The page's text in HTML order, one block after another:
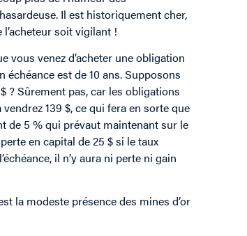
Il est historiquement cher,
l’acheteur soit vigilant !
vous venez d’acheter une obligation
échéance est de 10 ans. Supposons
? Sûrement pas, car les obligations
139 $, ce qui fera en sorte que
de 5 % qui prévaut maintenant sur le
en capital de 25 $ si le taux
il n’y aura ni perte ni gain
la modeste présence des mines d’or